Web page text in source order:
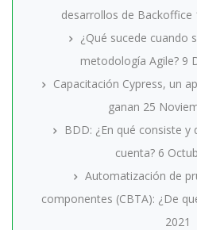
desarrollos de Backoffice
¿Qué sucede cuando
metodología Agile? 9
Capacitación Cypress, un
ganan 25
BDD: ¿En qué consiste y
cuenta? 6
Automatización de
componentes (CBTA): ¿De
2021